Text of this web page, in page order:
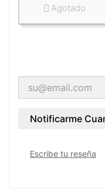
 Agotado
Notificarme
Escribe tu reseña